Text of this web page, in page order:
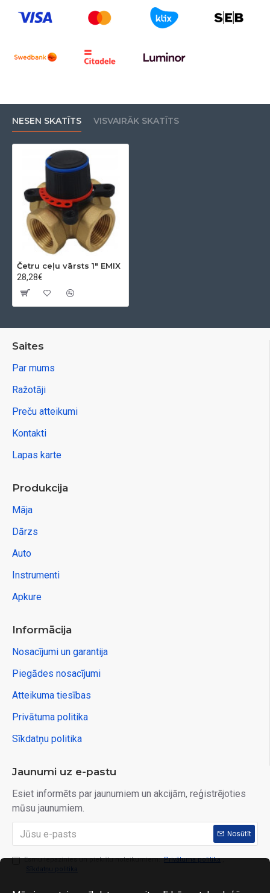
NESEN SKATĪTS VISVAIRĀK SKATĪTS
Četru ceļu vārsts 1" EMIX
28,28€
Saites
Par mums
Ražotāji
Preču atteikumi
Kontakti
Lapas karte
Produkcija
Māja
Dārzs
Auto
Instrumenti
Apkure
Informācija
Nosacījumi un garantija
Piegādes nosacījumi
Atteikuma tiesības
Privātuma politika
Sīkdatņu politika
Jaunumi uz e-pastu
Esiet informēts par jaunumiem un akcijām, reģistrējoties
mūsu jaunumiem.
Nosūtīt
Esmu iepazinies un piekrītu noteikumiem: Privātuma politika ,
Sīkdatņu politika